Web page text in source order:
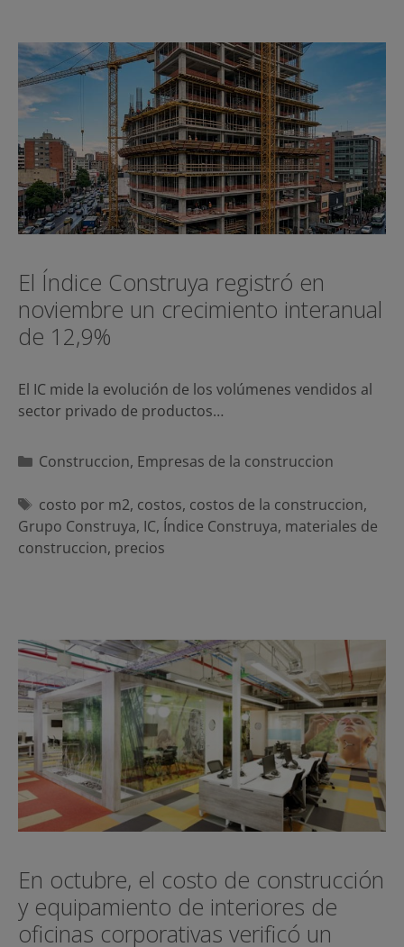
El Índice Construya registró en
noviembre un crecimiento interanual
de 12,9%
El IC mide la evolución de los volúmenes vendidos al
sector privado de productos…
Categorías
Construccion, Empresas de la construccion
Etiquetas
costo por m2, costos, costos de la construccion,
Grupo Construya, IC, Índice Construya, materiales de
construccion, precios
En octubre, el costo de construcción
y equipamiento de interiores de
oficinas corporativas verificó un